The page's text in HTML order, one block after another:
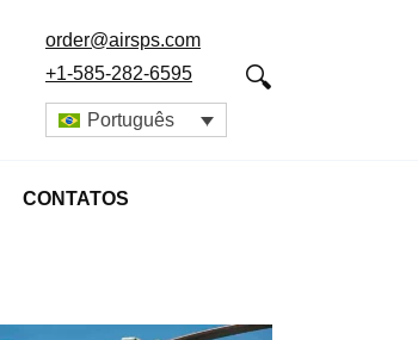
order@airsps.com
+1-585-282-6595
Português
CONTATOS